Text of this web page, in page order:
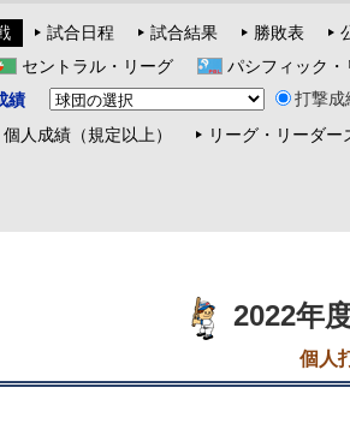
試合日程 試合結果 勝敗表
セントラル・リーグ
パシフィック・
績
打撃成
個人成績（規定以上）
リーグ・リーダー
2022年
個人